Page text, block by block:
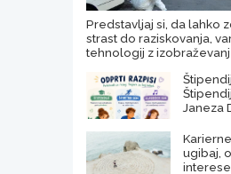
Predstavljaj si, da lahko
strast do raziskovanja,
tehnologij z
Janeza
ugibaj,